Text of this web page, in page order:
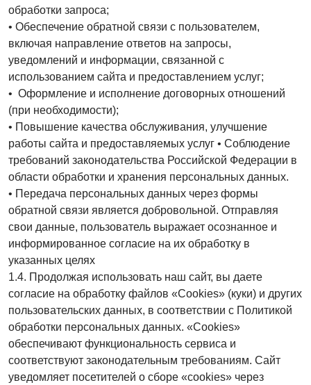
обработки запроса;
• Обеспечение обратной связи с пользователем,
включая направление ответов на запросы,
уведомлений и информации, связанной с
использованием сайта и предоставлением услуг;
• Оформление и исполнение договорных отношений
(при необходимости);
• Повышение качества обслуживания, улучшение
работы сайта и предоставляемых услуг • Соблюдение
требований законодательства Российской Федерации в
области обработки и хранения персональных данных.
• Передача персональных данных через формы
обратной связи является добровольной. Отправляя
свои данные, пользователь выражает осознанное и
информированное согласие на их обработку в
указанных целях
1.4. Продолжая использовать наш сайт, вы даете
согласие на обработку файлов «Сookies» (куки) и других
пользовательских данных, в соответствии с Политикой
обработки персональных данных. «Сookies»
обеспечивают функциональность сервиса и
соответствуют законодательным требованиям. Сайт
уведомляет посетителей о сборе «cookies» через